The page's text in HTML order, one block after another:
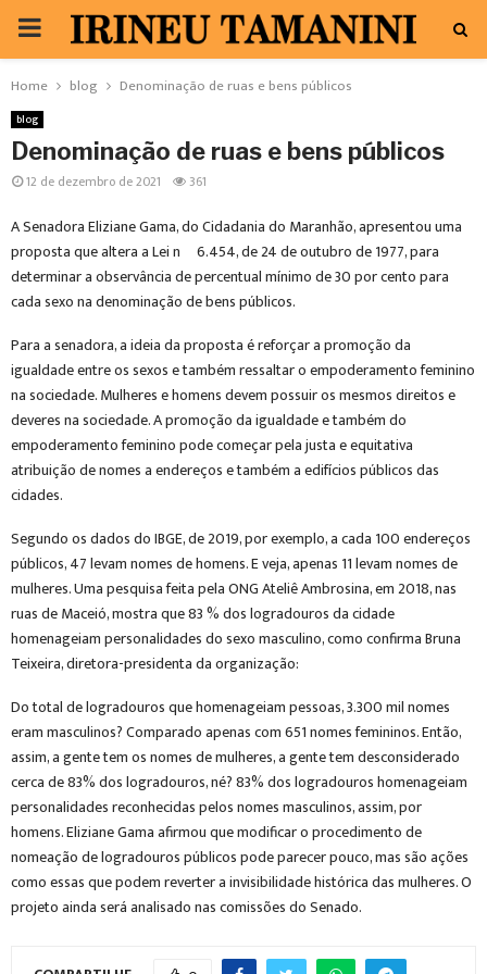
PRIMARY
MENU
Home blog Denominação de ruas e bens públicos
blog
Denominação de ruas e bens públicos
12 de dezembro de 2021 361
A Senadora Eliziane Gama, do Cidadania do Maranhão, apresentou uma
proposta que altera a Lei nº 6.454, de 24 de outubro de 1977, para
determinar a observância de percentual mínimo de 30 por cento para
cada sexo na denominação de bens públicos.
Para a senadora, a ideia da proposta é reforçar a promoção da
igualdade entre os sexos e também ressaltar o empoderamento feminino
na sociedade. Mulheres e homens devem possuir os mesmos direitos e
deveres na sociedade. A promoção da igualdade e também do
empoderamento feminino pode começar pela justa e equitativa
atribuição de nomes a endereços e também a edifícios públicos das
cidades.
Segundo os dados do IBGE, de 2019, por exemplo, a cada 100 endereços
públicos, 47 levam nomes de homens. E veja, apenas 11 levam nomes de
mulheres. Uma pesquisa feita pela ONG Ateliê Ambrosina, em 2018, nas
ruas de Maceió, mostra que 83 % dos logradouros da cidade
homenageiam personalidades do sexo masculino, como confirma Bruna
Teixeira, diretora-presidenta da organização:
Do total de logradouros que homenageiam pessoas, 3.300 mil nomes
eram masculinos? Comparado apenas com 651 nomes femininos. Então,
assim, a gente tem os nomes de mulheres, a gente tem desconsiderado
cerca de 83% dos logradouros, né? 83% dos logradouros homenageiam
personalidades reconhecidas pelos nomes masculinos, assim, por
homens. Eliziane Gama afirmou que modificar o procedimento de
nomeação de logradouros públicos pode parecer pouco, mas são ações
como essas que podem reverter a invisibilidade histórica das mulheres. O
projeto ainda será analisado nas comissões do Senado.